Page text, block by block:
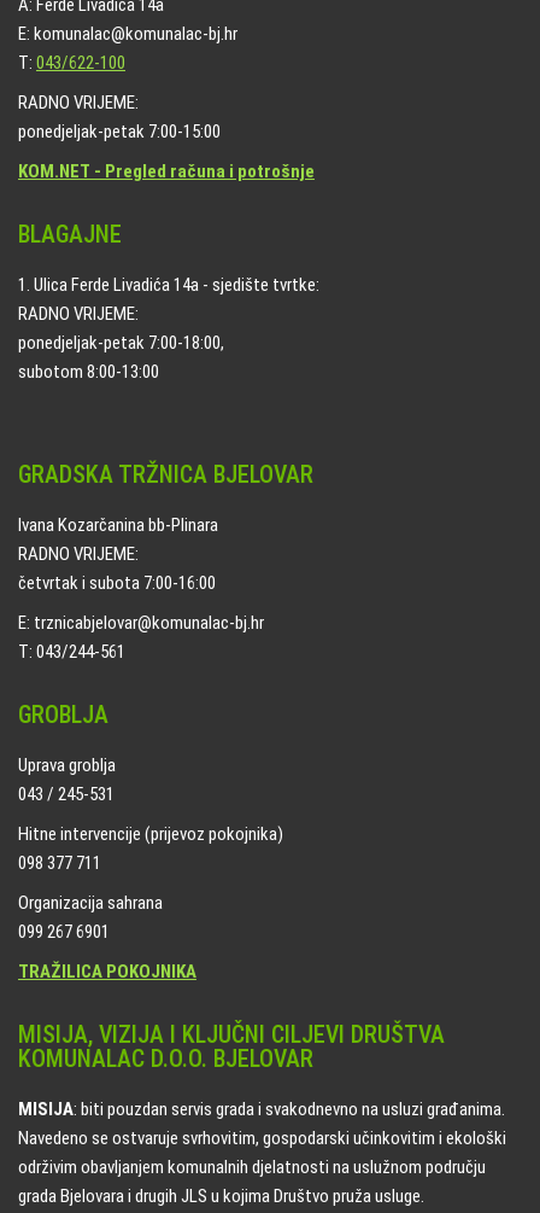
A: Ferde Livadića 14a
E: komunalac@komunalac-bj.hr
T: 043/622-100
RADNO VRIJEME:
ponedjeljak-petak 7:00-15:00
KOM.NET - Pregled računa i potrošnje
BLAGAJNE
1. Ulica Ferde Livadića 14a - sjedište tvrtke:
RADNO VRIJEME:
ponedjeljak-petak 7:00-18:00,
subotom 8:00-13:00
GRADSKA TRŽNICA BJELOVAR
Ivana Kozarčanina bb-Plinara
RADNO VRIJEME:
četvrtak i subota 7:00-16:00
E: trznicabjelovar@komunalac-bj.hr
T: 043/244-561
GROBLJA
Uprava groblja
043 / 245-531
Hitne intervencije (prijevoz pokojnika)
098 377 711
Organizacija sahrana
099 267 6901
TRAŽILICA POKOJNIKA
MISIJA, VIZIJA I KLJUČNI CILJEVI DRUŠTVA
KOMUNALAC D.O.O. BJELOVAR
MISIJA: biti pouzdan servis grada i svakodnevno na usluzi građanima.
Navedeno se ostvaruje svrhovitim, gospodarski učinkovitim i ekološki
održivim obavljanjem komunalnih djelatnosti na uslužnom području
grada Bjelovara i drugih JLS u kojima Društvo pruža usluge.